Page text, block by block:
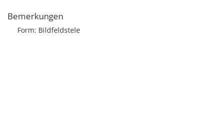
Bemerkungen
Form: Bildfeldstele